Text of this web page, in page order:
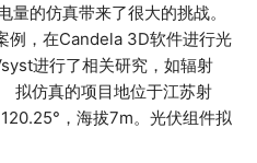
量的仿真带来了很大的挑战。
例，在Candela 3D软件进行光
进行了相关研究，如辐射
仿真的项目地位于江苏射
，海拔7m。光伏组件拟